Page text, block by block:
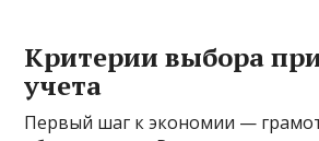
Критерии выбора
учета
Первый шаг к экономии —